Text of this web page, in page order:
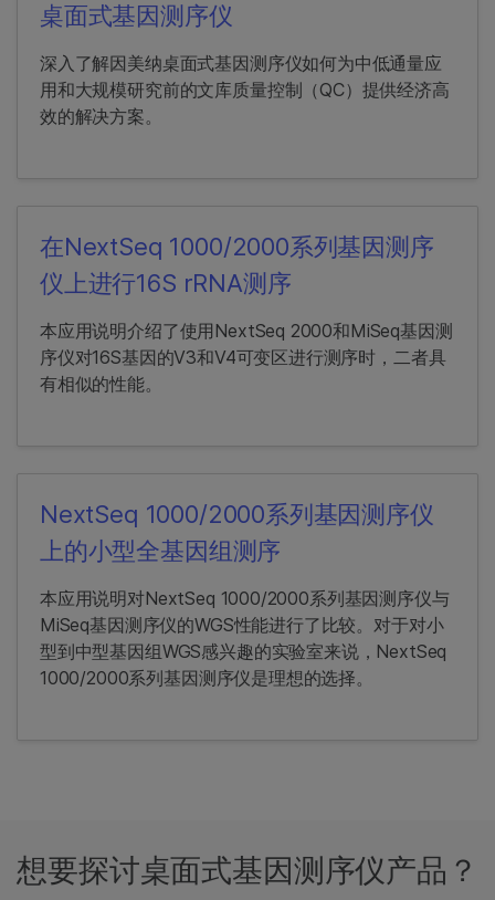
桌面式基因测序仪
深入了解因美纳桌面式基因测序仪如何为中低通量应
用和大规模研究前的文库质量控制（QC）提供经济高
效的解决方案。
在NextSeq 1000/2000系列基因测序
仪上进行16S rRNA测序
本应用说明介绍了使用NextSeq 2000和MiSeq基因测
序仪对16S基因的V3和V4可变区进行测序时，二者具
有相似的性能。
NextSeq 1000/2000系列基因测序仪
上的小型全基因组测序
本应用说明对NextSeq 1000/2000系列基因测序仪与
MiSeq基因测序仪的WGS性能进行了比较。对于对小
型到中型基因组WGS感兴趣的实验室来说，NextSeq
1000/2000系列基因测序仪是理想的选择。
想要探讨桌面式基因测序仪产品？